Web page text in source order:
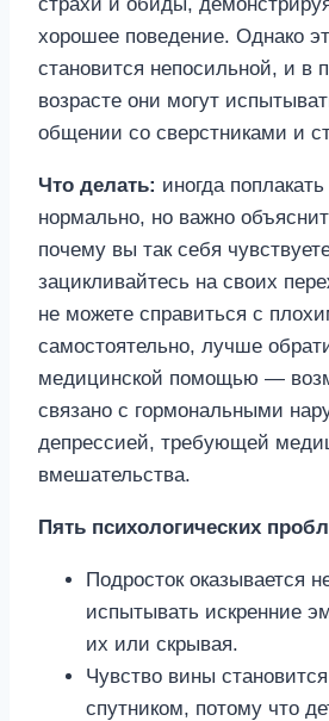
хорошее поведение. Однако
становится непосильной, и в
возрасте они могут
общении со сверстниками и
Что делать: иногда
нормально, но важно
почему вы так себя
зацикливайтесь на своих
не можете справиться с
самостоятельно, лучше
медицинской помощью —
связано с гормональными
депрессией, требующей
вмешательства.
Пять психологических
Подросток оказывается
испытывать искренние
их или скрывая.
Чувство вины
спутником, потому что